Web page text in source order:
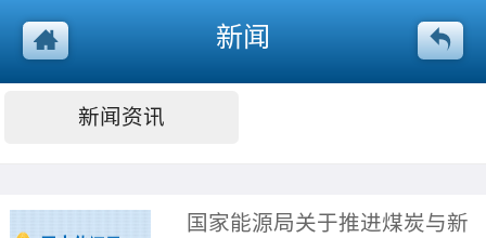
新闻
新闻资讯
国家能源局关于推进煤炭与新